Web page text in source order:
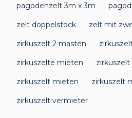
pagodenzelt 3m x 3m
zelt doppelstock zelt mit
zirkuszelt 2 masten
zirkuszelte mieten zirkuszelt
zirkuszelt mieten zirkuszelt
zirkuszelt vermieter